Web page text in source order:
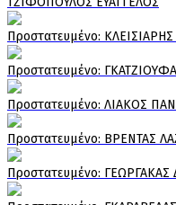
Πρoστατευμένο:
Πρoστατευμένο:
Πρoστατευμένο: ΛΙΑΚΟΣ
Πρoστατευμένο: ΒΡΕΝΤΑΣ
Πρoστατευμένο: